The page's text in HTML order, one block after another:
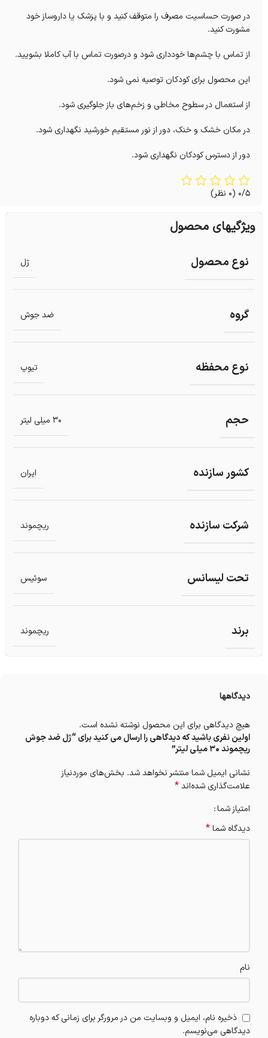
در صورت حساسیت مصرف را متوقف کنید و با پزشک یا داروساز خود
مشورت کنید.
از تماس با چشم‌ها خودداری شود و درصورت تماس با آب کاملا بشویید.
این محصول برای کودکان توصیه نمی شود.
از استعمال در سطوح مخاطی و زخم‌های باز جلوگیری شود.
در مکان خشک و خنک، دور از نور مستقیم خورشید نگهداری شود.
دور از دسترس کودکان نگهداری شود.
0/5 (0 نظر)
ویژگیهای محصول
نوع محصول ژل
گروه ضد جوش
نوع محفظه تیوپ
حجم 30 میلی لیتر
کشور سازنده ایران
شرکت سازنده ریچموند
تحت لیسانس سوئیس
برند ریچموند
دیدگاهها
هیچ دیدگاهی برای این محصول نوشته نشده است.
اولین نفری باشید که دیدگاهی را ارسال می کنید برای “ژل ضد جوش
ریچموند 30 میلی لیتر”
نشانی ایمیل شما منتشر نخواهد شد. بخش‌های موردنیاز
علامت‌گذاری شده‌اند*
امتیاز شما
دیدگاه شما*
نام
ذخیره نام، ایمیل و وبسایت من در مرورگر برای زمانی که دوباره
دیدگاهی می‌نویسم.